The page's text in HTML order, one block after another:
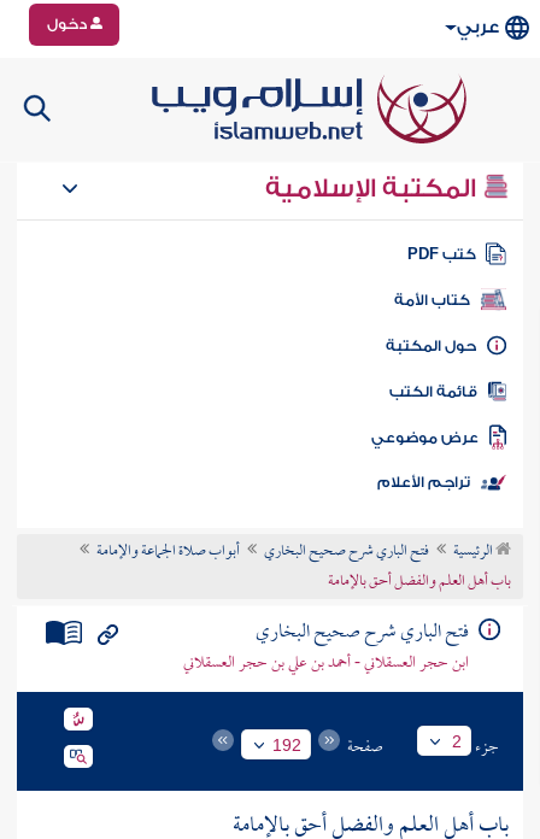
عربي دخول
المكتبة الإسلامية
كتب PDF
كتاب الأمة
المكتبة
الكتب
موضوعي
تراجم الأعلام
الرئيسية فتح الباري شرح صحيح البخاري
أبواب صلاة الجماعة والإمامة
باب أهل العلم والفضل أحق بالإمامة
فتح الباري شرح صحيح البخاري
ابن حجر العسقلاني - أحمد بن علي بن حجر العسقلاني
جزء 2 صفحة 192
باب أهل العلم والفضل أحق بالإمامة